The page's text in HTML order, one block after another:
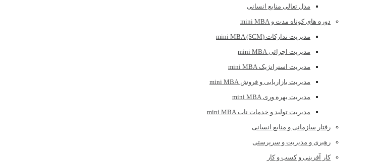
مدل تعالی منابع انسانی
دوره های کوتاه مدت و mini MBA
مدیریت تدارکات (mini MBA (SCM
مدیریت اجرائی mini MBA
مدیریت استراتژیک mini MBA
مدیریت بازاریابی و فروش mini MBA
مدیریت بهره وری mini MBA
مدیریت تولید و خدمات ناب mini MBA
رفتار سازمانی و منابع انسانی
رهبری و مدیریت و سرپرستی
کار آفرینی و کسب و کار